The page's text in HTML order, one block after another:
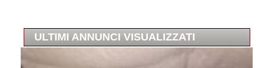
ULTIMI ANNUNCI VISUALIZZATI